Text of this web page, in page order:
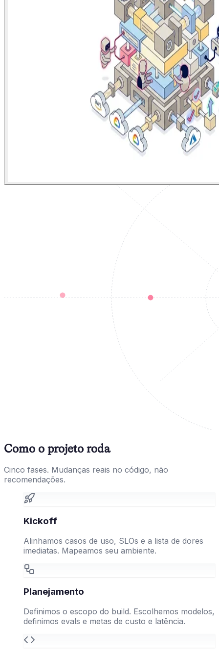
Como o projeto roda
Cinco fases. Mudanças reais no código, não
recomendações.
Kickoff
Alinhamos casos de uso, SLOs e a lista de dores
imediatas. Mapeamos seu ambiente.
Planejamento
Definimos o escopo do build. Escolhemos modelos,
definimos evals e metas de custo e latência.